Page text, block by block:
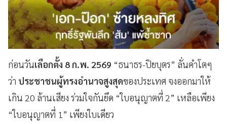
ก่อนวันเลือกตั้ง 8 ก.พ. 2569 “ธนาธร-ปิยบุตร” ลั่นคำโตๆ
ว่า ประชาชนผู้ทรงอำนาจสูงสุดของประเทศ จงออกมาให้
เกิน 20 ล้านเสียง ร่วมใจกันยึด “ใบอนุญาตที่ 2” เหลือเพียง
“ใบอนุญาตที่ 1” เพียงใบเดียว